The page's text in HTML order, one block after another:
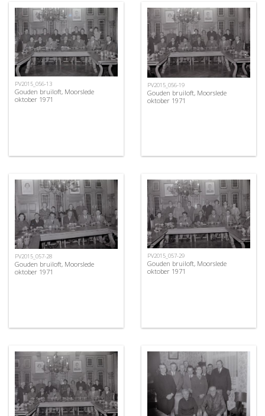
PV2015_056-13
Gouden bruiloft, Moorslede
oktober 1971
PV2015_056-19
Gouden bruiloft, Moorslede
oktober 1971
PV2015_057-28
Gouden bruiloft, Moorslede
oktober 1971
PV2015_057-29
Gouden bruiloft, Moorslede
oktober 1971